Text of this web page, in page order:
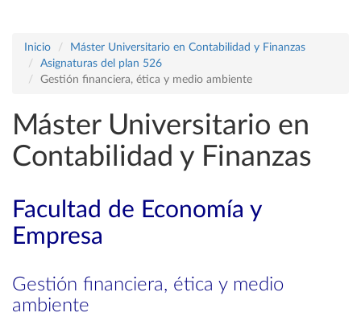
Inicio
Máster Universitario en Contabilidad y Finanzas
Asignaturas del plan 526
Gestión financiera, ética y medio ambiente
Máster Universitario en
Contabilidad y Finanzas
Facultad de Economía y
Empresa
Gestión financiera, ética y medio
ambiente